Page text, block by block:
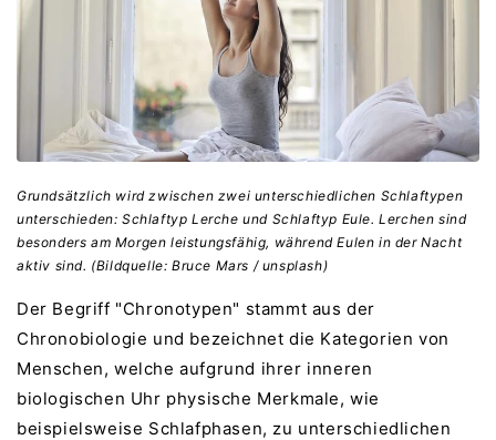
Grundsätzlich wird zwischen zwei unterschiedlichen Schlaftypen
unterschieden: Schlaftyp Lerche und Schlaftyp Eule. Lerchen sind
besonders am Morgen leistungsfähig, während Eulen in der Nacht
aktiv sind. (Bildquelle: Bruce Mars / unsplash)
Der Begriff "Chronotypen" stammt aus der
Chronobiologie und bezeichnet die Kategorien von
Menschen, welche aufgrund ihrer inneren
biologischen Uhr physische Merkmale, wie
beispielsweise Schlafphasen, zu unterschiedlichen